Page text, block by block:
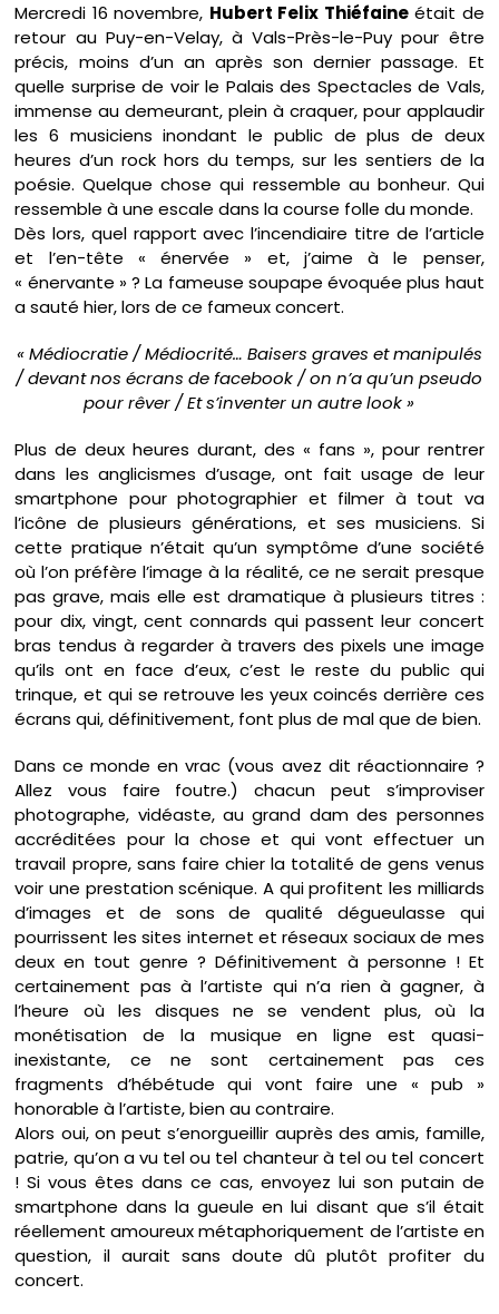
Mercredi 16 novembre, Hubert Felix Thiéfaineétait de
retour au Puy-en-Velay, à Vals-Près-le-Puy pour être
précis, moins d’un an après son dernier passage. Et
quelle surprise de voir le Palais des Spectacles de Vals,
immense au demeurant, plein à craquer, pour applaudir
les 6 musiciens inondant le public de plus de deux
heures d’un rock hors du temps, sur les sentiers de la
poésie. Quelque chose qui ressemble au bonheur. Qui
ressemble à une escale dans la course folle du monde.
Dès lors, quel rapport avec l’incendiaire titre de l’article
et l’en-tête « énervée » et, j’aime à le penser,
« énervante » ? La fameuse soupape évoquée plus haut
a sauté hier, lors de ce fameux concert.
« Médiocratie / Médiocrité… Baisers graves et manipulés
/ devant nos écrans de facebook / on n’a qu’un pseudo
pour rêver / Et s’inventer un autre look »
Plus de deux heures durant, des « fans », pour rentrer
dans les anglicismes d’usage, ont fait usage de leur
smartphone pour photographier et filmer à tout va
l’icône de plusieurs générations, et ses musiciens. Si
cette pratique n’était qu’un symptôme d’une société
où l’on préfère l’image à la réalité, ce ne serait presque
pas grave, mais elle est dramatique à plusieurs titres :
pour dix, vingt, cent connards qui passent leur concert
bras tendus à regarder à travers des pixels une image
qu’ils ont en face d’eux, c’est le reste du public qui
trinque, et qui se retrouve les yeux coincés derrière ces
écrans qui, définitivement, font plus de mal que de bien.
Dans ce monde en vrac (vous avez dit réactionnaire ?
Allez vous faire foutre.) chacun peut s’improviser
photographe, vidéaste, au grand dam des personnes
accréditées pour la chose et qui vont effectuer un
travail propre, sans faire chier la totalité de gens venus
voir une prestation scénique. A qui profitent les milliards
d’images et de sons de qualité dégueulasse qui
pourrissent les sites internet et réseaux sociaux de mes
deux en tout genre ? Définitivement à personne ! Et
certainement pas à l’artiste qui n’a rien à gagner, à
l’heure où les disques ne se vendent plus, où la
monétisation de la musique en ligne est quasi-
inexistante, ce ne sont certainement pas ces
fragments d’hébétude qui vont faire une « pub »
honorable à l’artiste, bien au contraire.
Alors oui, on peut s’enorgueillir auprès des amis, famille,
patrie, qu’on a vu tel ou tel chanteur à tel ou tel concert
! Si vous êtes dans ce cas, envoyez lui son putain de
smartphone dans la gueule en lui disant que s’il était
réellement amoureux métaphoriquement de l’artiste en
question, il aurait sans doute dû plutôt profiter du
concert.